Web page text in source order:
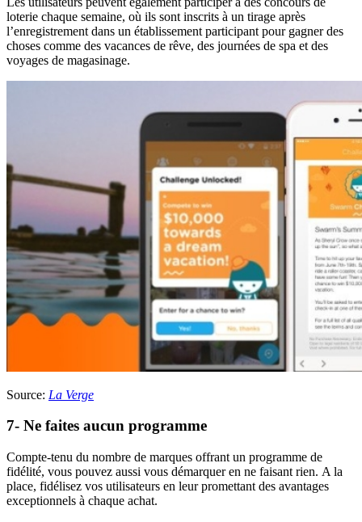
loterie chaque semaine, où ils sont inscrits à un tirage après
l’enregistrement dans un établissement participant pour gagner des
choses comme des vacances de rêve, des journées de spa et des
voyages de magasinage.
Source: La Verge
7- Ne faites aucun programme
Compte-tenu du nombre de marques offrant un programme de
fidélité, vous pouvez aussi vous démarquer en ne faisant rien. A la
place, fidélisez vos utilisateurs en leur promettant des avantages
exceptionnels à chaque achat.